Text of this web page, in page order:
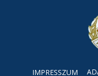
IMPRESSZUM